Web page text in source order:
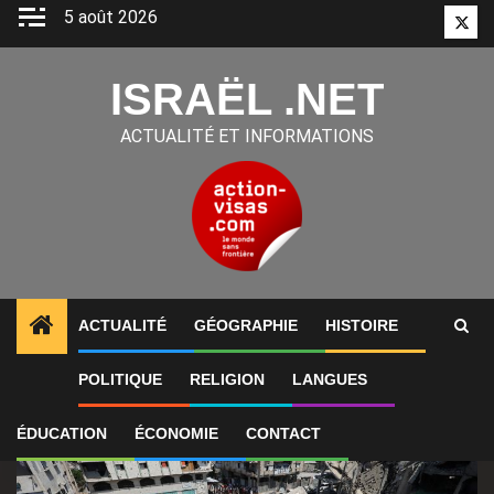
Aller
5 août 2026
ISRAËL .NET
ACTUALITÉ ET INFORMATIONS
ACTUALITÉ GÉOGRAPHIE HISTOIRE
POLITIQUE RELIGION LANGUES
ÉDUCATION ÉCONOMIE CONTACT
ALERTES INFO 1 Netanyahou dit qu’Israël n’a pas